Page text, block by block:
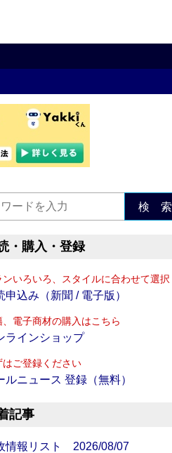
検 索
・購入・登録
ンいろいろ、スタイルに合わせて選択
申込み（新聞 / 電子版）
、電子商材の購入はこちら
ラインショップ
はご登録ください
ルニュース 登録（無料）
記事
情報リスト 2026/08/07